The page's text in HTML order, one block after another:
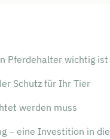
Pferdehalter wichtig ist
Schutz für Ihr Tier
werden muss
– eine Investition in die